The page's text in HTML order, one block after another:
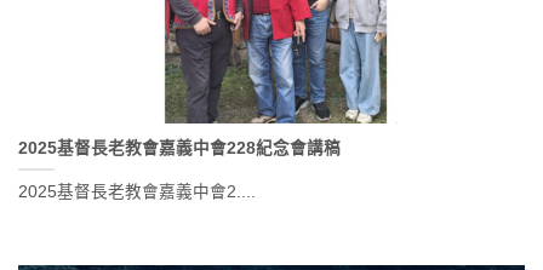
2025基督長老教會嘉義中會228紀念會講稿
2025基督長老教會嘉義中會2....